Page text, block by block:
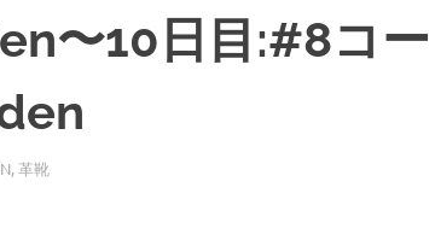
〜10日目:#8コー
,革靴